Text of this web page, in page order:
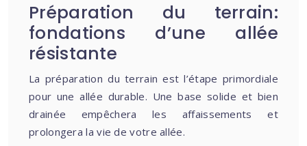
Préparation du terrain:
fondations d’une allée
résistante
La préparation du terrain est l’étape primordiale
pour une allée durable. Une base solide et bien
drainée empêchera les affaissements et
prolongera la vie de votre allée.